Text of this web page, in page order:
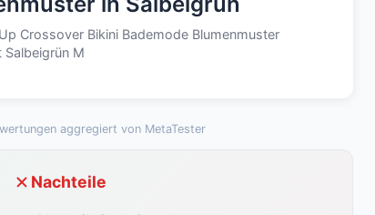
Crossover Bikini Bademode Blumenmuster
Salbeigrün M
aggregiert von MetaTester
Nachteile